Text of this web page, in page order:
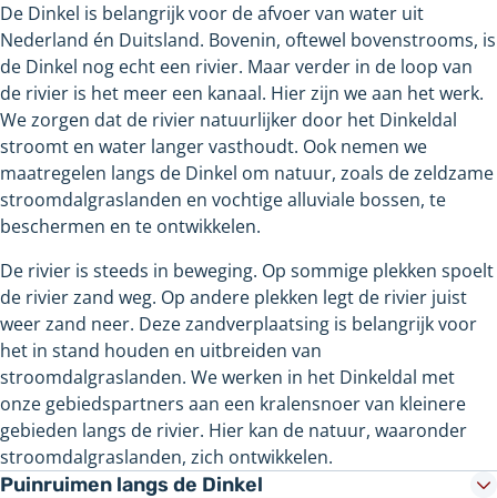
De Dinkel is belangrijk voor de afvoer van water uit
Nederland én Duitsland. Bovenin, oftewel bovenstrooms, is
de Dinkel nog echt een rivier. Maar verder in de loop van
de rivier is het meer een kanaal. Hier zijn we aan het werk.
We zorgen dat de rivier natuurlijker door het Dinkeldal
stroomt en water langer vasthoudt. Ook nemen we
maatregelen langs de Dinkel om natuur, zoals de zeldzame
stroomdalgraslanden en vochtige alluviale bossen, te
beschermen en te ontwikkelen.
De rivier is steeds in beweging. Op sommige plekken spoelt
de rivier zand weg. Op andere plekken legt de rivier juist
weer zand neer. Deze zandverplaatsing is belangrijk voor
het in stand houden en uitbreiden van
stroomdalgraslanden. We werken in het Dinkeldal met
onze gebiedspartners aan een kralensnoer van kleinere
gebieden langs de rivier. Hier kan de natuur, waaronder
stroomdalgraslanden, zich ontwikkelen.
Puinruimen langs de Dinkel